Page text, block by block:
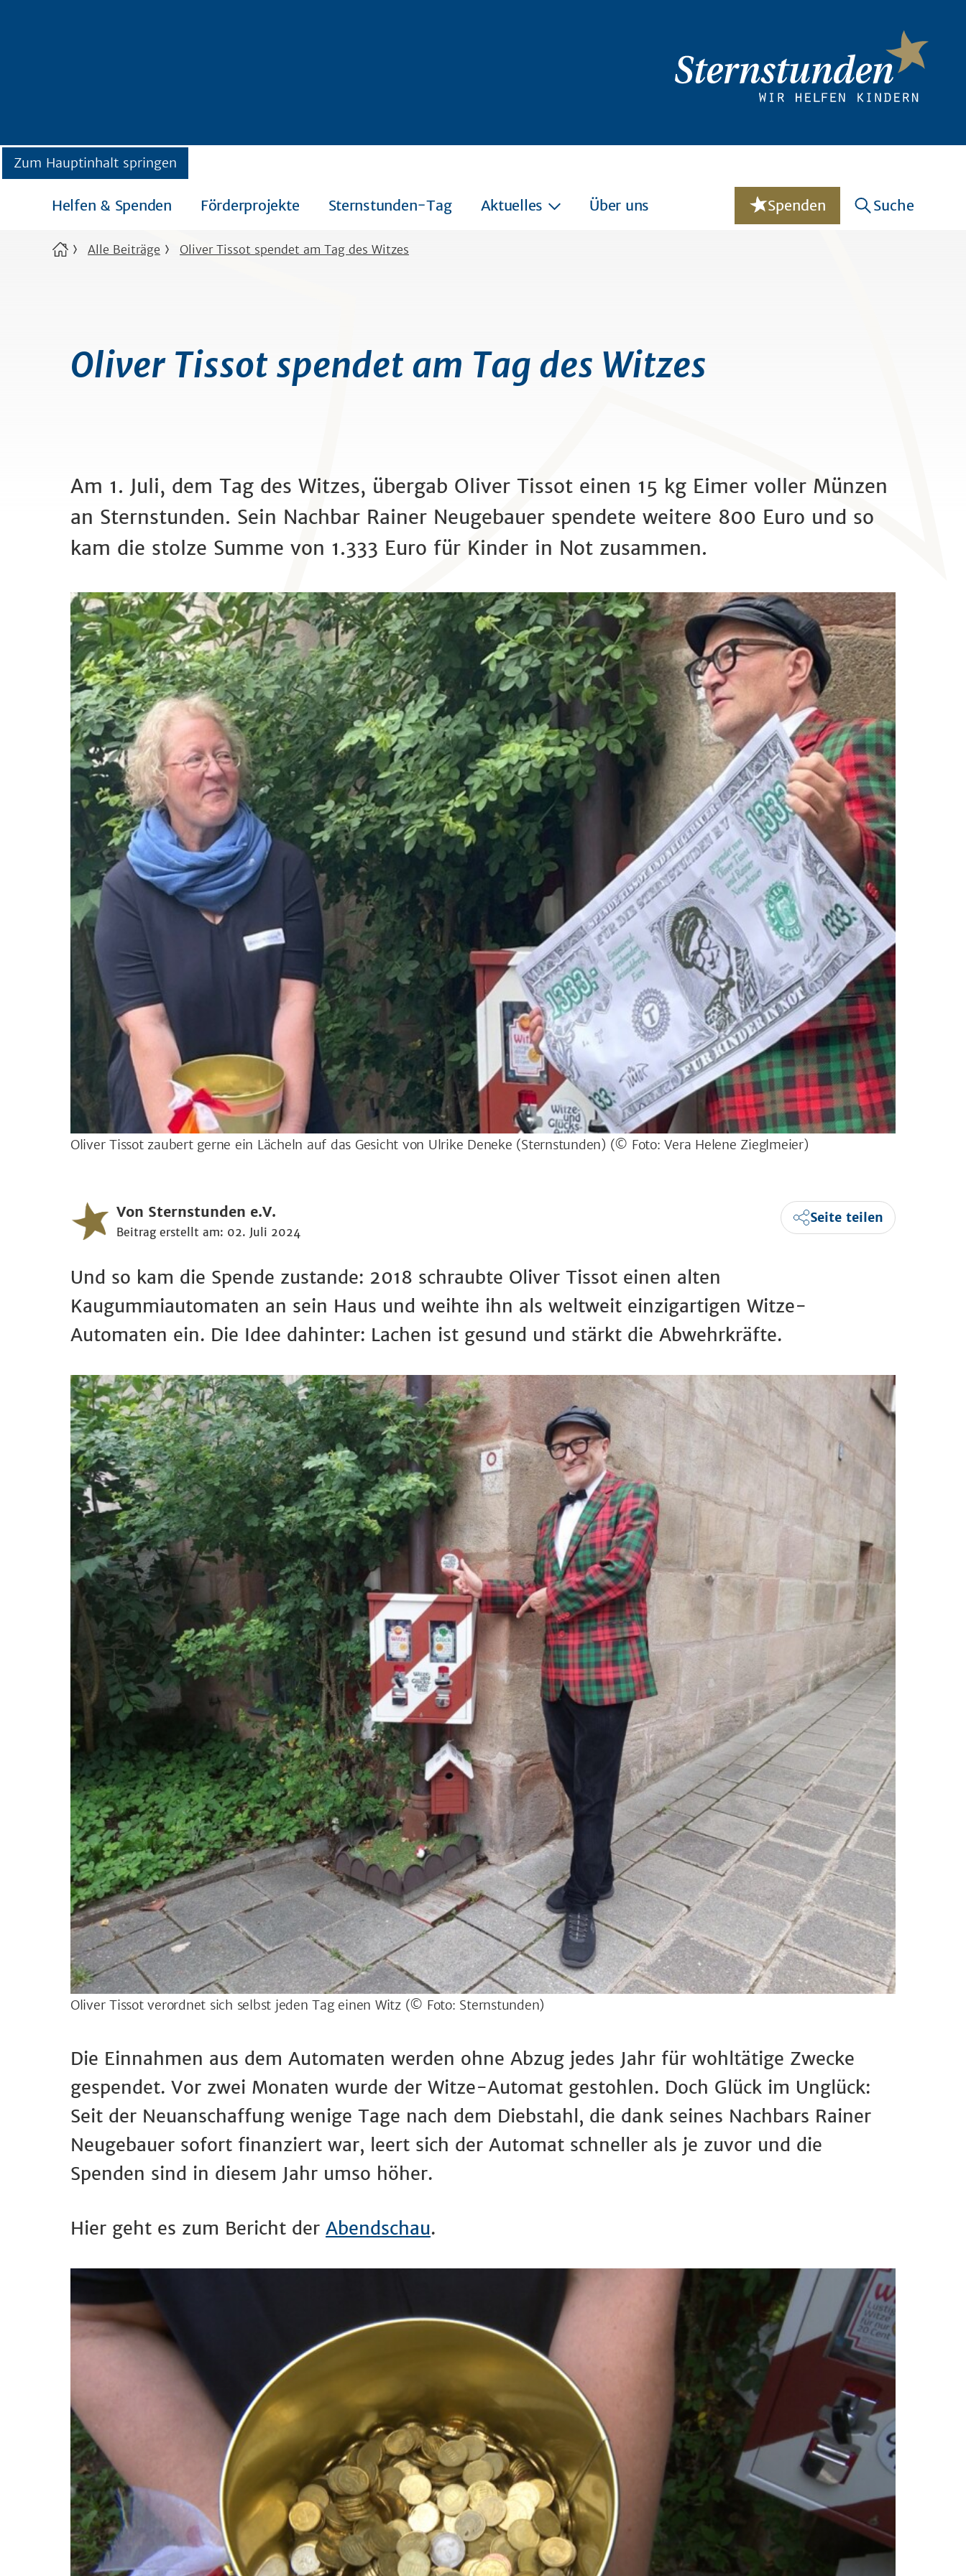
Zum Hauptinhalt springen
Helfen & Spenden Förderprojekte Sternstunden-Tag Aktuelles Über uns Spenden Suche
Alle Beiträge Oliver Tissot spendet am Tag des Witzes
Oliver Tissot spendet am Tag des Witzes
Am 1. Juli, dem Tag des Witzes, übergab Oliver Tissot einen 15 kg Eimer voller Münzen
an Sternstunden. Sein Nachbar Rainer Neugebauer spendete weitere 800 Euro und so
kam die stolze Summe von 1.333 Euro für Kinder in Not zusammen.
Oliver Tissot zaubert gerne ein Lächeln auf das Gesicht von Ulrike Deneke (Sternstunden) (© Foto: Vera Helene Zieglmeier)
Von Sternstunden e.V.
Beitrag erstellt am: 02. Juli 2024
Seite teilen
Und so kam die Spende zustande: 2018 schraubte Oliver Tissot einen alten
Kaugummiautomaten an sein Haus und weihte ihn als weltweit einzigartigen Witze-
Automaten ein. Die Idee dahinter: Lachen ist gesund und stärkt die Abwehrkräfte.
Oliver Tissot verordnet sich selbst jeden Tag einen Witz (© Foto: Sternstunden)
Die Einnahmen aus dem Automaten werden ohne Abzug jedes Jahr für wohltätige Zwecke
gespendet. Vor zwei Monaten wurde der Witze-Automat gestohlen. Doch Glück im Unglück:
Seit der Neuanschaffung wenige Tage nach dem Diebstahl, die dank seines Nachbars Rainer
Neugebauer sofort finanziert war, leert sich der Automat schneller als je zuvor und die
Spenden sind in diesem Jahr umso höher.
Hier geht es zum Bericht der Abendschau.